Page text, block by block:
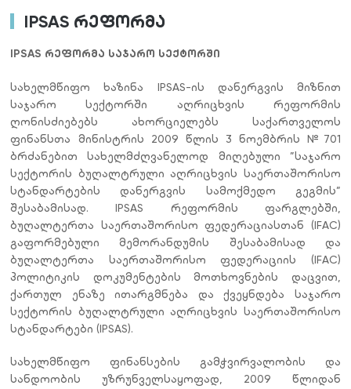
IPSAS რეფორმა
IPSAS რეფორმა საჯარო სექტორში
სახელმწიფო ხაზინა IPSAS-ის დანერგვის მიზნით
საჯარო სექტორში აღრიცხვის რეფორმის
ღონისძიებებს ახორციელებს საქართველოს
ფინანსთა მინისტრის 2009 წლის 3 ნოემბრის №701
ბრძანებით სახელმძღვანელოდ მიღებული ”საჯარო
სექტორის ბუღალტრული აღრიცხვის საერთაშორისო
სტანდარტების დანერგვის სამოქმედო გეგმის”
შესაბამისად.IPSAS რეფორმის ფარგლებში,
ბუღალტერთა საერთაშორისო ფედერაციასთან (IFAC)
გაფორმებული მემორანდუმის შესაბამისად და
ბუღალტერთა საერთაშორისო ფედერაციის (IFAC)
პოლიტიკის დოკუმენტების მოთხოვნების დაცვით,
ქართულ ენაზე ითარგმნება დაქვეყნდება
საჯარო
სექტორის ბუღალტრული აღრიცხვის საერთაშორისო
სტანდარტები (IPSAS).
სახელმწიფო ფინანსების გამჭვირვალობის და
სანდოობის უზრუნველსაყოფად, 2009 წლიდან